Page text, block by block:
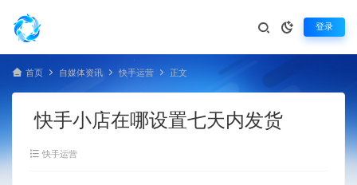
登录
首页 自媒体资讯 快手运营 正文
快手小店在哪设置七天内发货
快手运营